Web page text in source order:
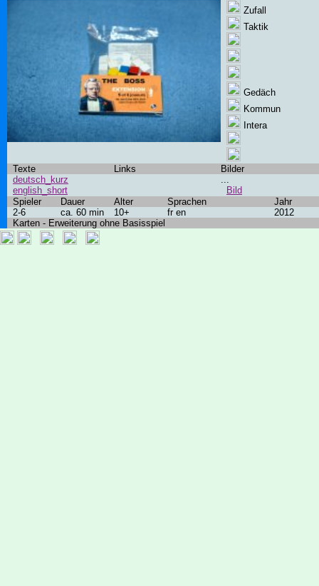
Zufall
Taktik
Gedäch
Kommun
Intera
Texte Links
Bilder
deutsch_kurz
english_short
...
Bild
Spieler
Dauer Alter Sprachen
Jahr
2-6
ca. 60 min 10+ fr en
2012
Karten - Erweiterung ohne Basisspiel